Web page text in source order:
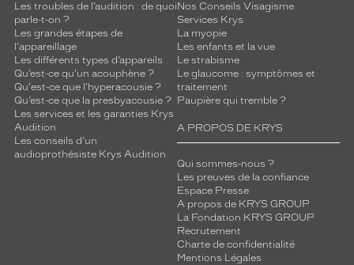
Les troubles de l’audition : de quoi
parle-t-on ?
Les grandes étapes de
l'appareillage
Les différents types d’appareils
Qu’est-ce qu'un acouphène ?
Qu'est-ce que l'hyperacousie ?
Qu’est-ce que la presbyacousie ?
Les services et les garanties Krys
Audition
Les conseils d'un
audioprothésiste Krys Audition
Nos Conseils Visagisme
Services Krys
La myopie
Les enfants et la vue
Le strabisme
Le glaucome : symptômes et
traitement
Paupière qui tremble ?
A PROPOS DE KRYS
Qui sommes-nous ?
Les preuves de la confiance
Espace Presse
A propos de KRYS GROUP
La Fondation KRYS GROUP
Recrutement
Charte de confidentialité
Mentions Légales